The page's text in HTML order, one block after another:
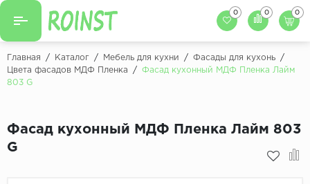
Назад
Кухни на заказ
Назад
Столешницы для
Декоры столешниц
0 0 0
Главная / Каталог / Мебель для кухни / Фасады для кухонь
/
Цвета фасадов МДФ Пленка
/
Фасад кухонный МДФ Пленка Лайм
803 G
Фасад кухонный МДФ Пленка Лайм 803
G